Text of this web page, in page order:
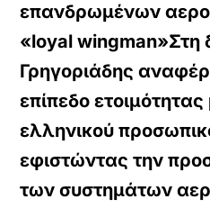
επανδρωμένων
«loyal wingman»Στη
Γρηγοριάδης
επίπεδο
ελληνικού
εφιστώντας την
των συστημάτων